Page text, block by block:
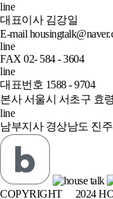
line
대표이사 김강일
E-mail
line
FAX 02- 584 - 3604
line
대표번호 1588 - 9704
본사 서울시 서초구 효
line
남부지사 경상남도 진
COPYRIGHTⓒ 2024